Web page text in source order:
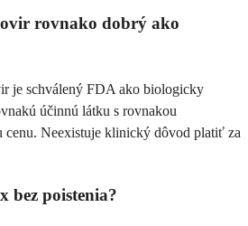
rovnako dobrý ako
je schválený FDA ako biologicky
účinnú látku s rovnakou
Neexistuje klinický dôvod platiť za
bez poistenia?